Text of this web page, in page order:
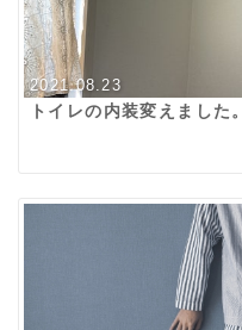
2021.08.23
トイレの内装変えました。